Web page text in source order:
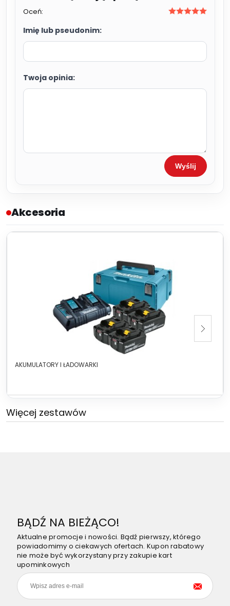
Oceń:
Imię lub pseudonim:
Twoja opinia:
Wyślij
Akcesoria
AKUMULATORY I ŁADOWARKI
Więcej zestawów
BĄDŹ NA BIEŻĄCO!
Aktualne promocje i nowości. Bądź pierwszy, którego
powiadomimy o ciekawych ofertach. Kupon rabatowy
nie może być wykorzystany przy zakupie kart
upominkowych